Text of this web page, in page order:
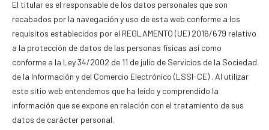
El titular es el responsable de los datos personales que son
recabados por la navegación y uso de esta web conforme a los
requisitos establecidos por el REGLAMENTO (UE) 2016/679 relativo
a la protección de datos de las personas físicas así como
conforme a la Ley 34/2002 de 11 de julio de Servicios de la Sociedad
de la Información y del Comercio Electrónico (LSSI-CE) . Al utilizar
este sitio web entendemos que ha leído y comprendido la
información que se expone en relación con el tratamiento de sus
datos de carácter personal.